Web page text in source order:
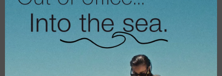
€ 44,95
31,47